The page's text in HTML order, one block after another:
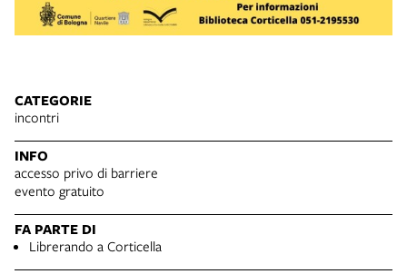
CATEGORIE
incontri
INFO
accesso privo di barriere
evento gratuito
FA PARTE DI
Librerando a Corticella